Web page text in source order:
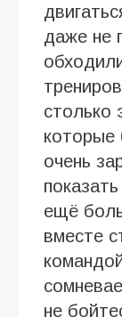
даже не
столько
которые
очень
ещё
вместе
не